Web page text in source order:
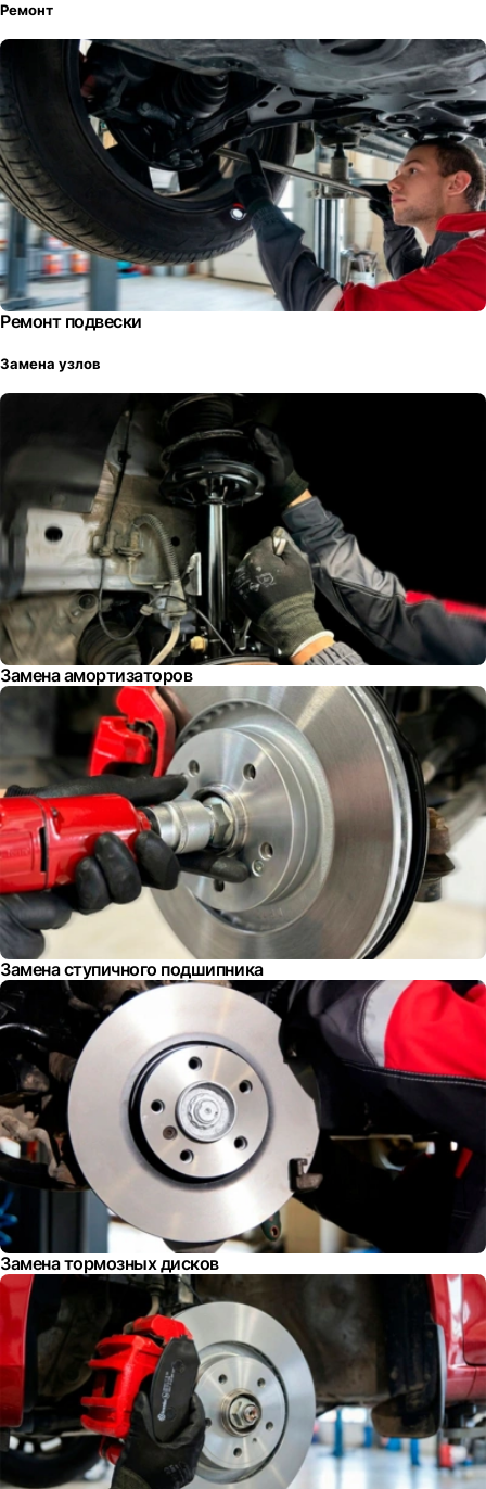
Ремонт
Ремонт подвески
Замена узлов
Замена амортизаторов
Замена ступичного подшипника
Замена тормозных дисков